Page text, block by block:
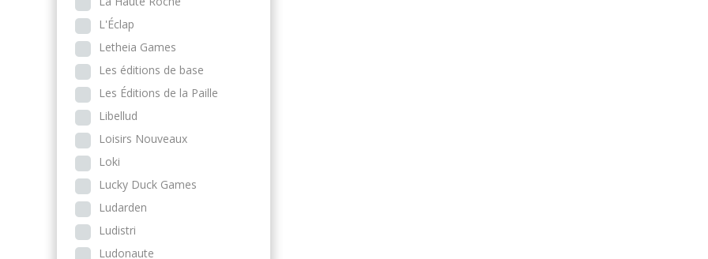
L'Éclap
Letheia Games
Les éditions de base
Les Éditions de la Paille
Libellud
Loisirs Nouveaux
Loki
Lucky Duck Games
Ludarden
Ludistri
Ludonaute